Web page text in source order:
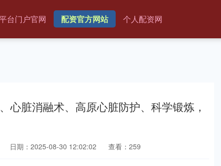
台门户官网 配资官方网站 个人配资网
心脏消融术、高原心脏防护、科学锻炼，
日期：2025-08-30 12:02:02 查看：259